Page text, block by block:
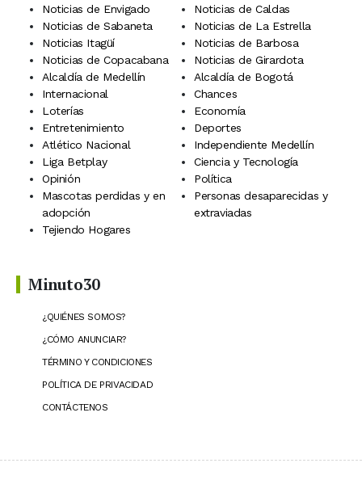
Noticias de Envigado
Noticias de Caldas
Noticias de Sabaneta
Noticias de La Estrella
Noticias Itagüí
Noticias de Barbosa
Noticias de Copacabana
Noticias de Girardota
Alcaldía de Medellín
Alcaldía de Bogotá
Internacional
Chances
Loterías
Economía
Entretenimiento
Deportes
Atlético Nacional
Independiente Medellín
Liga Betplay
Ciencia y Tecnología
Opinión
Política
Mascotas perdidas y en
adopción
Personas desaparecidas y
extraviadas
Tejiendo Hogares
Minuto30
¿QUIÉNES SOMOS?
¿CÓMO ANUNCIAR?
TÉRMINO Y CONDICIONES
POLÍTICA DE PRIVACIDAD
CONTÁCTENOS